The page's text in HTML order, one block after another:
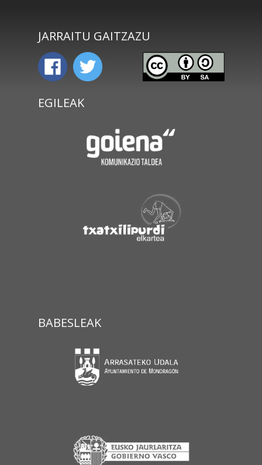
JARRAITU GAITZAZU
EGILEAK
BABESLEAK